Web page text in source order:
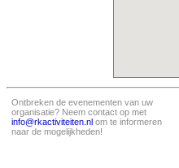
Ontbreken de evenementen van uw
organisatie? Neem contact op met
info@rkactiviteiten.nl om te informeren
naar de mogelijkheden!